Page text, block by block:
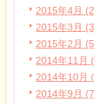
2015年4月
2015年3月
2015年2月
2014年11月
2014年10月
2014年9月